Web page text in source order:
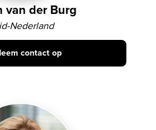
van der Burg
Nederland
contact op